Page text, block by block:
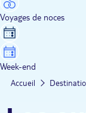
Voyages de noces
Week-end
Accueil